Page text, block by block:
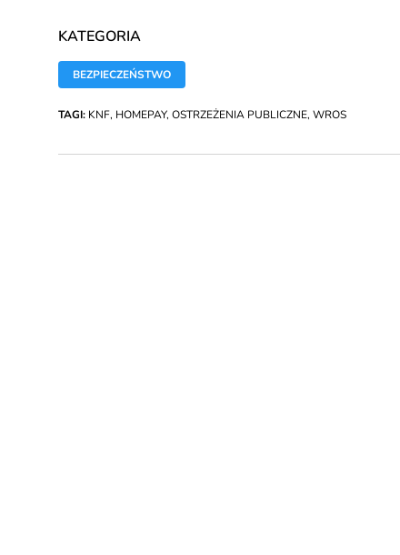
KATEGORIA
BEZPIECZEŃSTWO
TAGI: KNF, HOMEPAY, OSTRZEŻENIA PUBLICZNE, WROS